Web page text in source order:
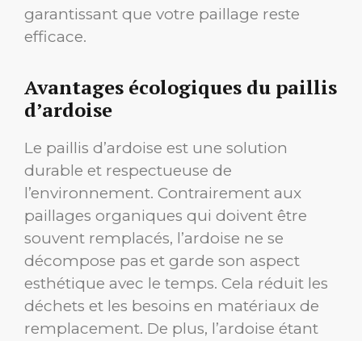
garantissant que votre paillage reste
efficace.
Avantages écologiques du paillis
d’ardoise
Le paillis d’ardoise est une solution
durable et respectueuse de
l’environnement. Contrairement aux
paillages organiques qui doivent être
souvent remplacés, l’ardoise ne se
décompose pas et garde son aspect
esthétique avec le temps. Cela réduit les
déchets et les besoins en matériaux de
remplacement. De plus, l’ardoise étant